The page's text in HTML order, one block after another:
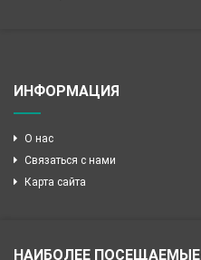
ИНФОРМАЦИЯ
О нас
Связаться с нами
Карта сайта
НАИБОЛЕЕ ПОСЕЩАЕМЫЕ